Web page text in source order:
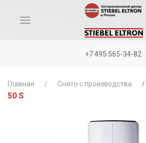
+7 495 565-34-82
Главная Снято с производства
50 S